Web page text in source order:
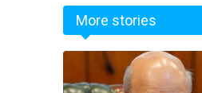
More stories